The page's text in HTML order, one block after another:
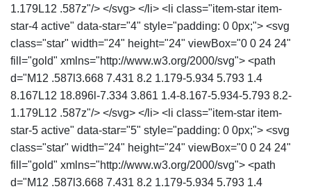
1.179L12 .587z"/> </svg> </li> <li class="item-star item-
star-4 active" data-star="4" style="padding: 0 0px;"> <svg
class="star" width="24" height="24" viewBox="0 0 24 24"
fill="gold" xmlns="http://www.w3.org/2000/svg"> <path
d="M12 .587l3.668 7.431 8.2 1.179-5.934 5.793 1.4
8.167L12 18.896l-7.334 3.861 1.4-8.167-5.934-5.793 8.2-
1.179L12 .587z"/> </svg> </li> <li class="item-star item-
star-5 active" data-star="5" style="padding: 0 0px;"> <svg
class="star" width="24" height="24" viewBox="0 0 24 24"
fill="gold" xmlns="http://www.w3.org/2000/svg"> <path
d="M12 .587l3.668 7.431 8.2 1.179-5.934 5.793 1.4